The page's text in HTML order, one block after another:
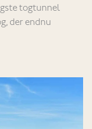
togtunnel
der endnu